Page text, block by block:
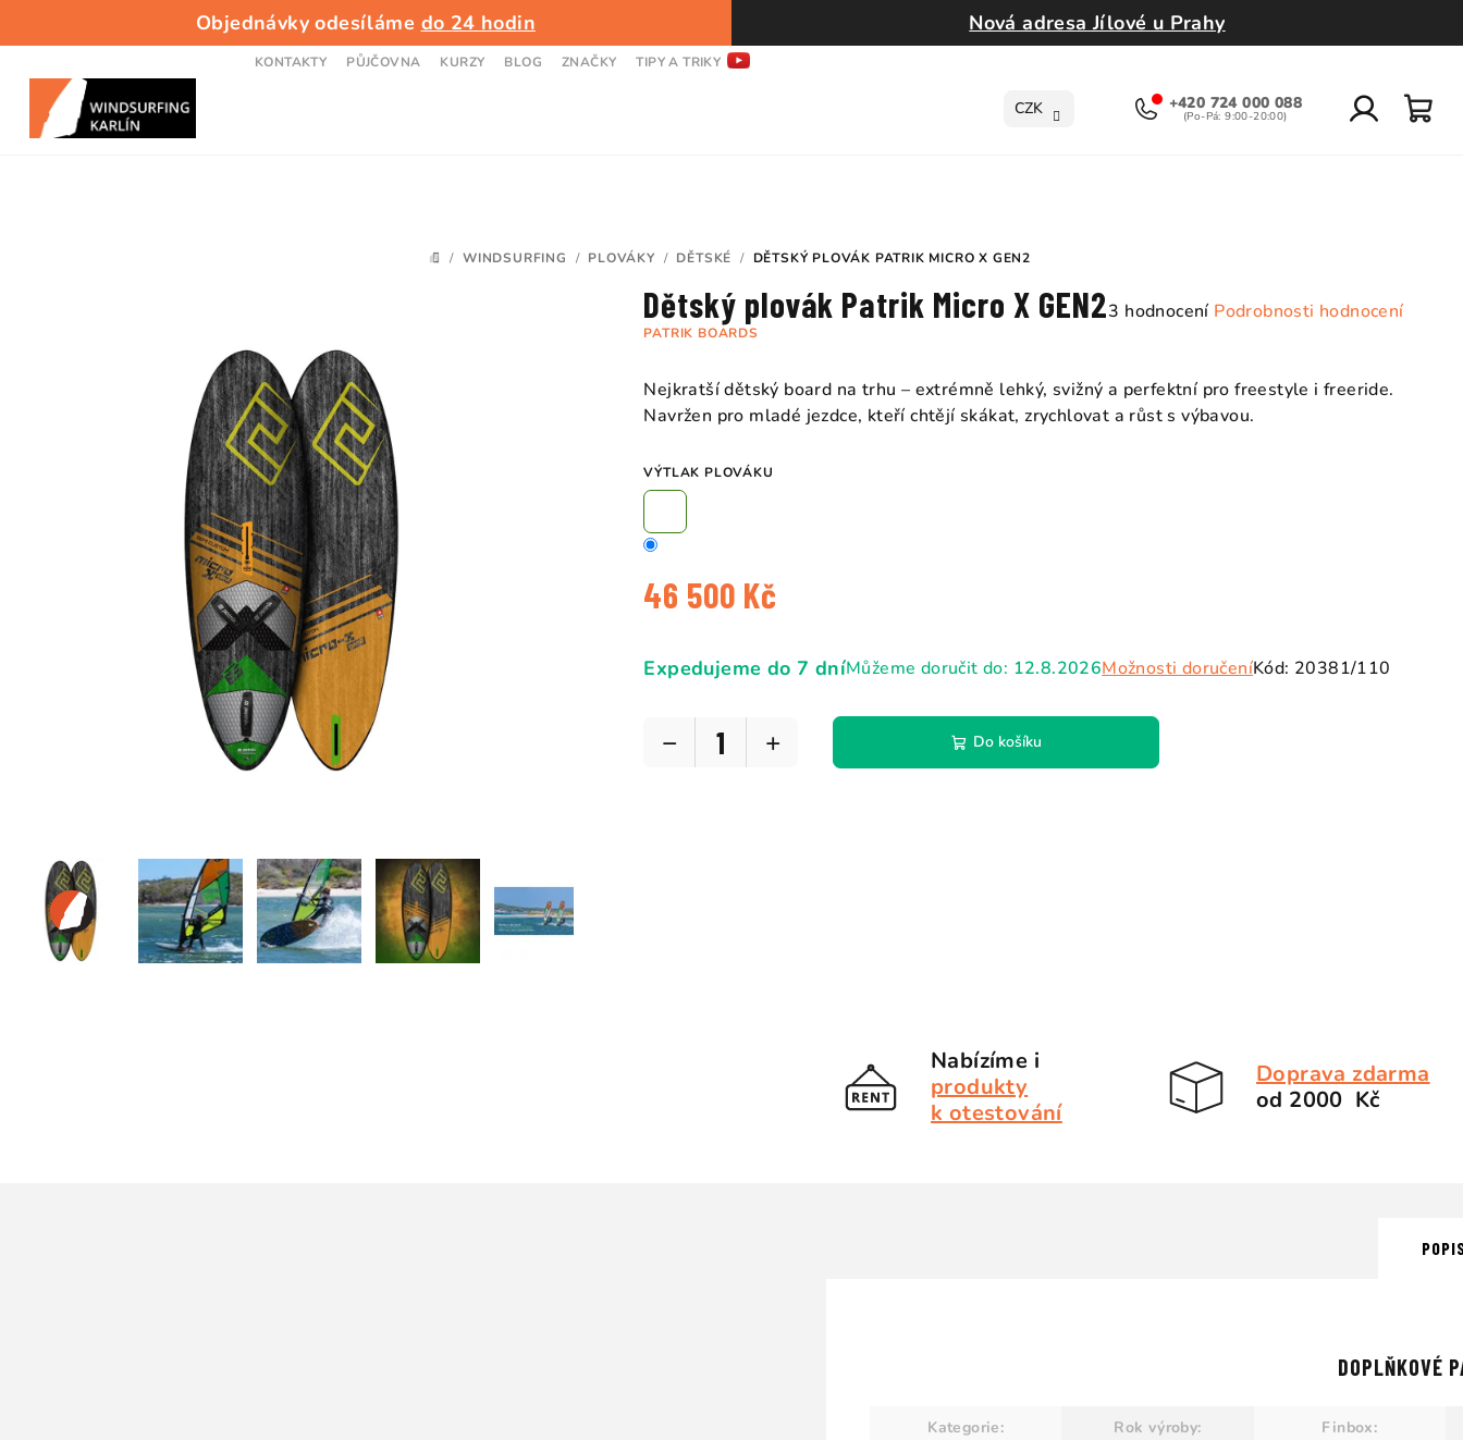
Objednávky odesíláme do 24 hodin Nová adresa Jílové u Prahy
KONTAKTY PŮJČOVNA KURZY BLOG ZNAČKY TIPY A TRIKY
CZK +420 724 000 088
DOMŮ
/ WINDSURFING / PLOVÁKY / DĚTSKÉ / DĚTSKÝ PLOVÁK PATRIK MICRO X GEN2
PATRIK BOARDS
Dětský plovák Patrik Micro X GEN2Průměrné
je
5,0
3 hodnocení Podrobnosti hodnocení
Nejkratší dětský board na trhu – extrémně lehký, svižný a perfektní pro freestyle i freeride.
Navržen pro mladé jezdce, kteří chtějí skákat, zrychlovat a růst s výbavou.
VÝTLAK PLOVÁKU
46 500 Kč
cena:
Expedujeme do 7 dníMůžeme doručit do: 12.8.2026Možnosti doručeníKód: 20381/110
+
− Do košíku
Nabízíme i
produkty
k otestování
Doprava zdarma
od 2000 Kč
DOPLŇKOVÉ
Kategorie: Rok výroby: Finbox: